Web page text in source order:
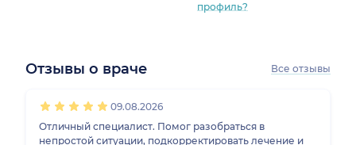
профиль?
Отзывы о враче Все отзывы
09.08.2026
Отличный специалист. Помог разобраться в
непростой ситуации, подкорректировать лечение и